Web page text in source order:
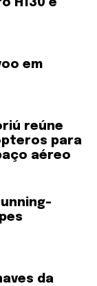
H130 e
em
reúne
para
aéreo
da